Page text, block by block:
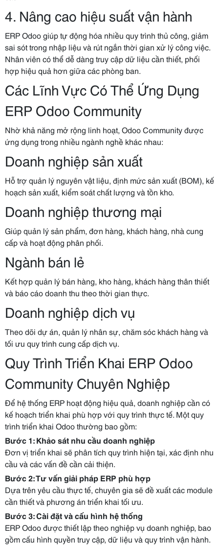
4. Nâng cao hiệu suất vận hành
ERP Odoo giúp tự động hóa nhiều quy trình thủ công, giảm
sai sót trong nhập liệu và rút ngắn thời gian xử lý công việc.
Nhân viên có thể dễ dàng truy cập dữ liệu cần thiết, phối
hợp hiệu quả hơn giữa các phòng ban.
Các Lĩnh Vực Có Thể Ứng Dụng
ERP Odoo Community
Nhờ khả năng mở rộng linh hoạt, Odoo Community được
ứng dụng trong nhiều ngành nghề khác nhau:
Doanh nghiệp sản xuất
Hỗ trợ quản lý nguyên vật liệu, định mức sản xuất (BOM), kế
hoạch sản xuất, kiểm soát chất lượng và tồn kho.
Doanh nghiệp thương mại
Giúp quản lý sản phẩm, đơn hàng, khách hàng, nhà cung
cấp và hoạt động phân phối.
Ngành bán lẻ
Kết hợp quản lý bán hàng, kho hàng, khách hàng thân thiết
và báo cáo doanh thu theo thời gian thực.
Doanh nghiệp dịch vụ
Theo dõi dự án, quản lý nhân sự, chăm sóc khách hàng và
tối ưu quy trình cung cấp dịch vụ.
Quy Trình Triển Khai ERP Odoo
Community Chuyên Nghiệp
Để hệ thống ERP hoạt động hiệu quả, doanh nghiệp cần có
kế hoạch triển khai phù hợp với quy trình thực tế. Một quy
trình triển khai Odoo thường bao gồm:
Bước 1: Khảo sát nhu cầu doanh nghiệp
Đơn vị triển khai sẽ phân tích quy trình hiện tại, xác định nhu
cầu và các vấn đề cần cải thiện.
Bước 2: Tư vấn giải pháp ERP phù hợp
Dựa trên yêu cầu thực tế, chuyên gia sẽ đề xuất các module
cần thiết và phương án triển khai tối ưu.
Bước 3: Cài đặt và cấu hình hệ thống
ERP Odoo được thiết lập theo nghiệp vụ doanh nghiệp, bao
gồm cấu hình quyền truy cập, dữ liệu và quy trình vận hành.